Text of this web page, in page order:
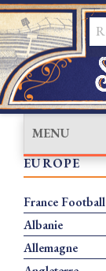
MENU
EUROPE
France Football
Albanie
Allemagne